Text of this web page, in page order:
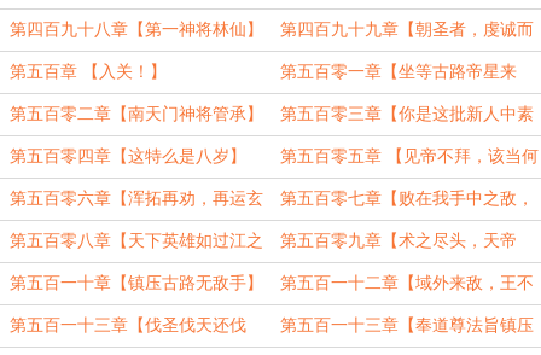
帝】 宇宙】
第四百九十八章【第一神将林仙】 第四百九十九章【朝圣者，虔诚而
真挚】
第五百章 【入关！】 第五百零一章【坐等古路帝星来
拜】
第五百零二章【南天门神将管承】 第五百零三章【你是这批新人中素
质最好的】
第五百零四章【这特么是八岁】 第五百零五章 【见帝不拜，该当何
罪】
第五百零六章【浑拓再劝，再运玄
功】
第五百零七章【败在我手中之敌，
从来不会被我视为对手】
第五百零八章【天下英雄如过江之
鲫】
第五百零九章【术之尽头，天帝
拳】
第五百一十章【镇压古路无敌手】 第五百一十二章【域外来敌，王不
见王】
第五百一十三章【伐圣伐天还伐 第五百一十三章【奉道尊法旨镇压